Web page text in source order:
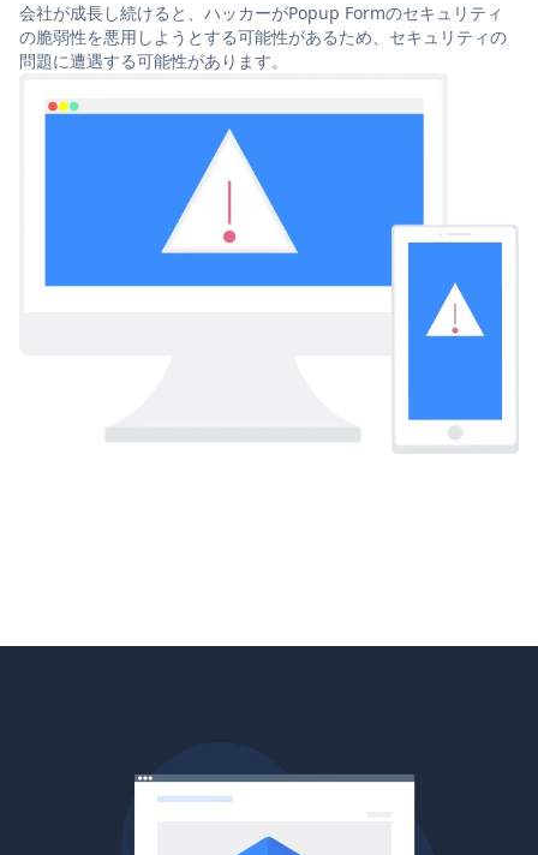
会社が成長し続けると、ハッカーがPopup Formのセキュリティ
の脆弱性を悪用しようとする可能性があるため、セキュリティの
問題に遭遇する可能性があります。